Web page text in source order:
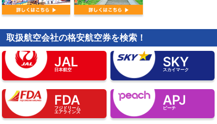
取扱航空会社の格安航空券を検索！
JAL
日本航空
SKY
スカイマーク
FDA
フジドリーム
エアラインズ
APJ
ピーチ